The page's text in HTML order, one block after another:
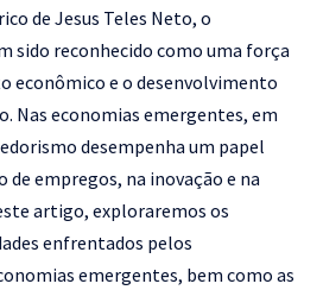
de Jesus Teles Neto, o
sido reconhecido como uma força
econômico e o desenvolvimento
Nas economias emergentes, em
desempenha um papel
empregos, na inovação e na
artigo, exploraremos os
enfrentados pelos
emergentes, bem como as